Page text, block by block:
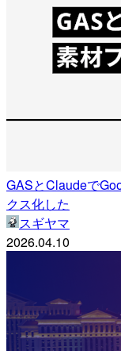
GASとClaudeで
クス化した
スギヤマ
2026.04.10